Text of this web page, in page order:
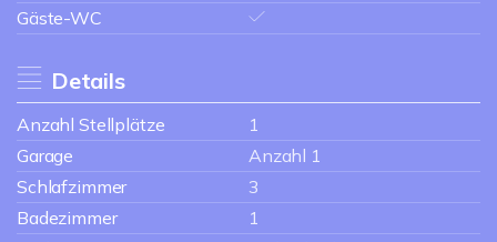
Gäste-WC
Details
Anzahl Stellplätze
1
Garage
Anzahl 1
Schlafzimmer
3
Badezimmer
1